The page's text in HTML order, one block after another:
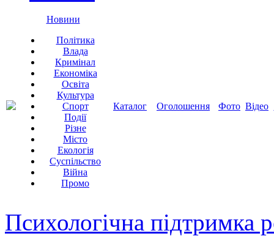
Новини
Політика
Влада
Кримінал
Економіка
Освіта
Культура
Спорт
Події
Різне
Місто
Екологія
Суспільство
Війна
Промо
Каталог Оголошення Фото Відео
Психологічна підтримка